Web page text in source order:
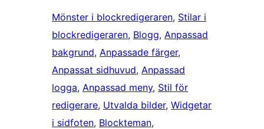
Mönster i blockredigeraren, Stilar i
blockredigeraren, Blogg, Anpassad
bakgrund, Anpassade färger
Anpassat sidhuvud, Anpassad
logga, Anpassad meny, Stil för
redigerare, Utvalda bilder, Widgetar
i sidfoten, Blockteman